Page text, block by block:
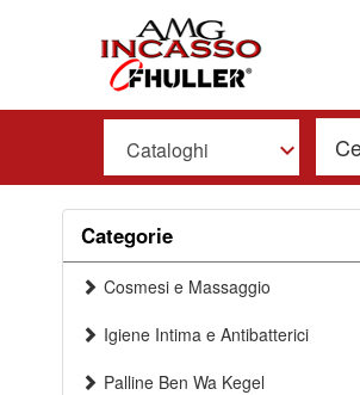
Cataloghi
Categorie
Cosmesi e Massaggio
Igiene Intima e Antibatterici
Palline Ben Wa Kegel